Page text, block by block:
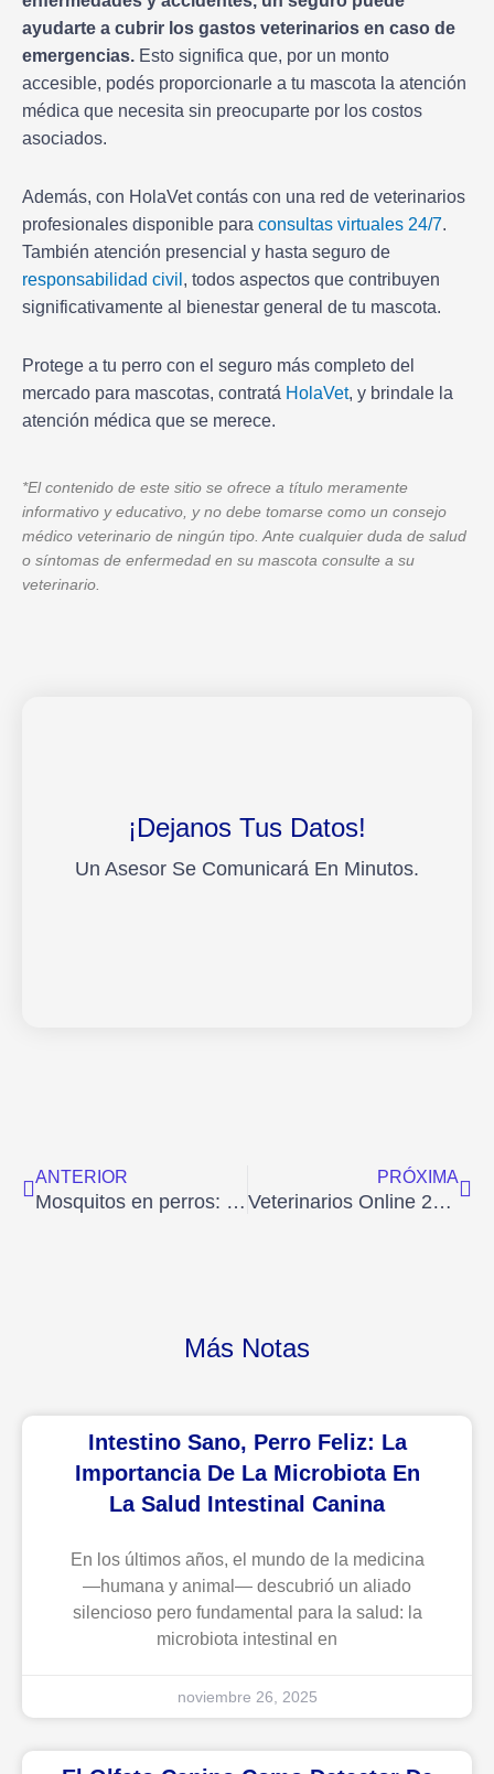
ayudarte a cubrir los gastos veterinarios en caso de
emergencias. Esto significa que, por un monto
accesible, podés proporcionarle a tu mascota la atención
médica que necesita sin preocuparte por los costos
asociados.
Además, con HolaVet contás con una red de veterinarios
profesionales disponible para consultas virtuales 24/7.
También atención presencial y hasta seguro de
responsabilidad civil , todos aspectos que contribuyen
significativamente al bienestar general de tu mascota.
Protege a tu perro con el seguro más completo del
mercado para mascotas, contratá HolaVet, y brindale la
atención médica que se merece.
*El contenido de este sitio se ofrece a título meramente
informativo y educativo, y no debe tomarse como un consejo
médico veterinario de ningún tipo. Ante cualquier duda de salud
o síntomas de enfermedad en su mascota consulte a su
veterinario.
¡Dejanos Tus Datos!
Un Asesor Se Comunicará En Minutos.
ANTERIOR
Mosquitos en perros: cómo proteger a tu mascota de los insectos
PRÓXIMA
Veterinarios Online 24/7: Protege a Tu Mascota con HolaVet
Más Notas
Intestino Sano, Perro Feliz: La
Importancia De La Microbiota En
La Salud Intestinal Canina
En los últimos años, el mundo de la medicina
—humana y animal— descubrió un aliado
silencioso pero fundamental para la salud: la
microbiota intestinal en
noviembre 26, 2025